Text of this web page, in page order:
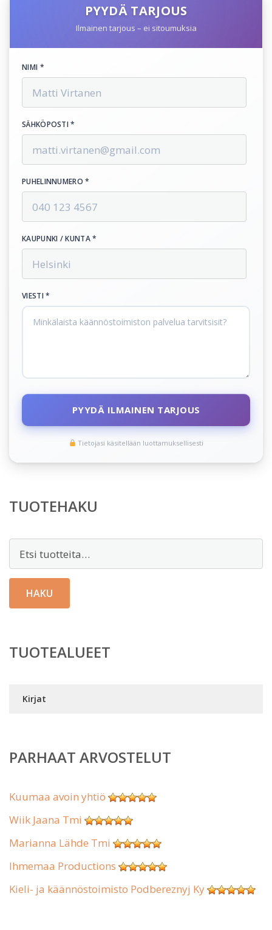
PYYDÄ TARJOUS
Ilmainen tarjous – ei sitoumuksia
NIMI *
SÄHKÖPOSTI *
PUHELINNUMERO *
KAUPUNKI / KUNTA *
VIESTI *
PYYDÄ ILMAINEN TARJOUS
Tietojasi käsitellään luottamuksellisesti
TUOTEHAKU
HAKU
TUOTEALUEET
Kirjat
PARHAAT ARVOSTELUT
Kuumaa avoin yhtiö
Wiik Jaana Tmi
Marianna Lähde Tmi
Ihmemaa Productions
Kieli- ja käännöstoimisto Podbereznyj Ky